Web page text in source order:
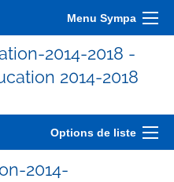
Menu Sympa
2014-2018 -
2014-2018
Options de liste
2014-